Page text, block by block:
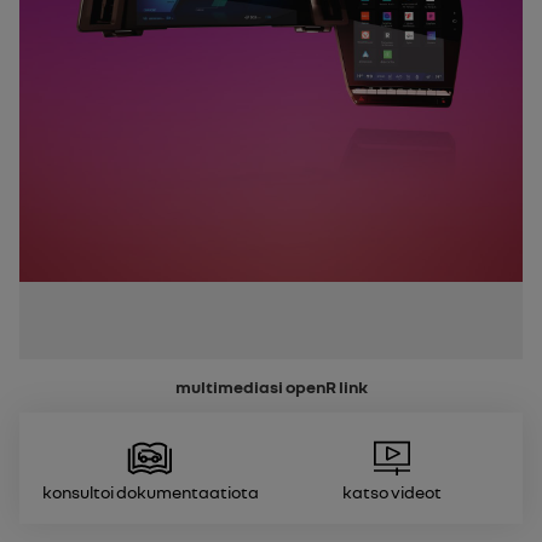
multimediasiopenR link
Konsultoi dokumentaatiota Katso videot